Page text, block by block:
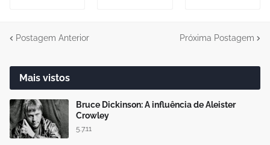
Postagem Anterior Próxima Postagem
Mais vistos
Bruce Dickinson: A influência de Aleister
Crowley
5.7.11